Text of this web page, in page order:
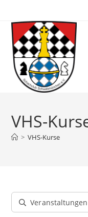
springen
VHS-
> VHS-Kurse